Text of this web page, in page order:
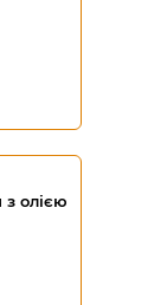
олією